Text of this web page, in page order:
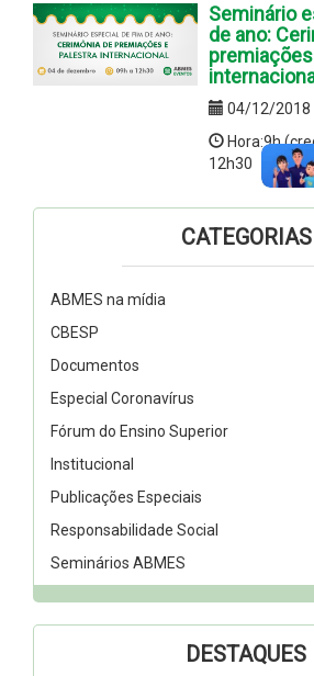
Seminário
de ano:
04/12/2018
Hora:9h
12h30
CATEGORIAS
ABMES na mídia
CBESP
Documentos
Especial Coronavírus
Fórum do Ensino Superior
Institucional
Publicações Especiais
Responsabilidade Social
Seminários ABMES
DESTAQUES